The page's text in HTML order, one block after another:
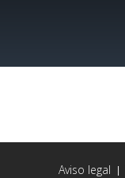
Aviso legal